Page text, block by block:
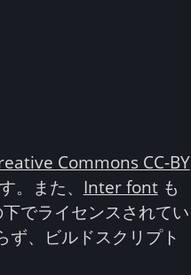
Commons CC-BY
。また、 Inter fontも
でライセンスされてい
ず、ビルドスクリプト